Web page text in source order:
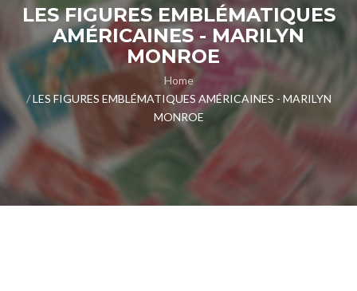
LES FIGURES EMBLÉMATIQUES
AMÉRICAINES - MARILYN
MONROE
Home
LES FIGURES EMBLÉMATIQUES AMÉRICAINES - MARILYN
MONROE